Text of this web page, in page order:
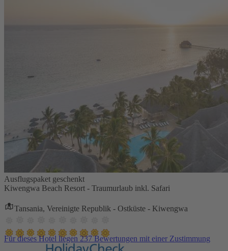
Ausflugspaket geschenkt
Kiwengwa Beach Resort - Traumurlaub inkl. Safari
Tansania, Vereinigte Republik - Ostküste - Kiwengwa
Für dieses Hotel liegen 237 Bewertungen mit einer Zustimmung